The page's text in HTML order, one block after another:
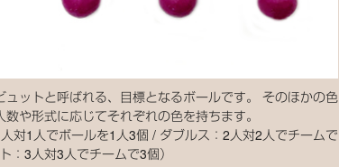
ュットと呼ばれる、目標となるボールです。 そのほかの色
や形式に応じてそれぞれの色を持ちます。
人対1人でボールを1人3個 / ダブルス：2人対2人でチームで
：3人対3人でチームで3個）